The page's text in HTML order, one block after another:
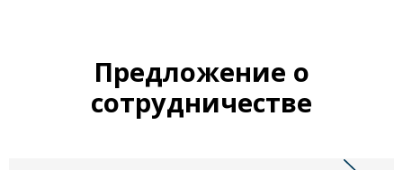
Предложение о
сотрудничестве